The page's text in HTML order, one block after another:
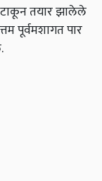
टाकून तयार झालेले
पूर्वमशागत पार